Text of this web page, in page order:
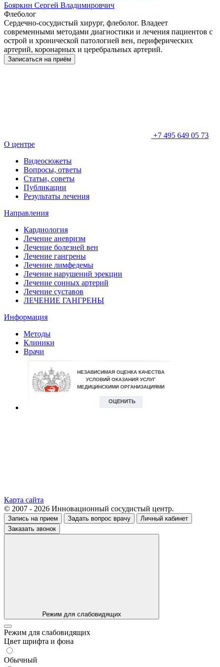
Бояркин Сергей Владимировчич
Флеболог
Сердечно-сосудистый хирург, флеболог. Владеет
современными методами диагностики и лечения пациентов с
острой и хронической патологией вен, периферических
артерий, коронарных и церебральных артерий.
Записаться на приём
+7 495 649 05 73
О центре
Видеосюжеты
Вопросы, ответы
Статьи, советы
Публикации
Результаты лечения
Направления
Кардиология
Лечение аневризм
Лечение болезней вен
Лечение гангрены
Лечение лимфедемы
Лечение нарушений эрекции
Лечение сонных артерий
Лечение суставов
ЛЕЧЕНИЕ ГАНГРЕНЫ
Информация
Методы
Клиники
Врачи
Карта сайта
© 2007 - 2026 Инновационный сосудистый центр.
Запись на прием Задать вопрос врачу
Личный кабинет
Заказать звонок
Режим для слабовидящих
Режим для слабовидящих
Цвет шрифта и фона
Обычный